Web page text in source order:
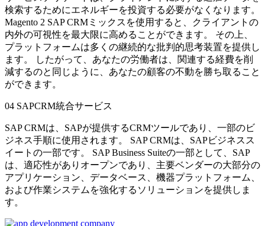
検索するためにエネルギーを投資する必要がなくなります。
Magento 2 SAP CRMミックスを使用すると、クライアントの
内外の可視性を最大限に高めることができます。 その上、
プラットフォームは多くの継続的な批判的思考装置を提供し
ます。 したがって、あなたの労働者は、関連する経費を削
減するのと同じように、あなたの顧客の不動を勝ち取ること
ができます。
04 SAPCRM統合サービス
SAP CRMは、SAPが提供するCRMツールであり、一部のビ
ジネス手順に使用されます。 SAP CRMは、SAPビジネスス
イートの一部です。 SAP Business Suiteの一部として、SAP
は、適応性がありオープンであり、主要ベンダーの大部分の
アプリケーション、データベース、機器プラットフォーム、
および作業システムを強化するソリューションを提供しま
す。